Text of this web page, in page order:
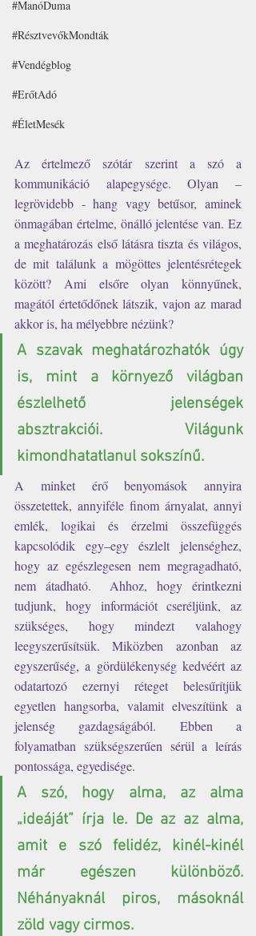
#ManóDuma
#RésztvevőkMondták
#Vendégblog
#ErőtAdó
#ÉletMesék
Az értelmező szótár szerint a szó a
kommunikáció alapegysége. Olyan –
legrövidebb - hang vagy betűsor, aminek
önmagában értelme, önálló jelentése van. Ez
a meghatározás első látásra tiszta és világos,
de mit találunk a mögöttes jelentésrétegek
között? Ami elsőre olyan könnyűnek,
magától értetődőnek látszik, vajon az marad
akkor is, ha mélyebbre nézünk?
A szavak meghatározhatók úgy
is, mint a környező világban
észlelhető jelenségek
absztrakciói. Világunk
kimondhatatlanul sokszínű.
A minket érő benyomások annyira
összetettek, annyiféle finom árnyalat, annyi
emlék, logikai és érzelmi összefüggés
kapcsolódik egy–egy észlelt jelenséghez,
hogy az egészlegesen nem megragadható,
nem átadható.  Ahhoz, hogy érintkezni
tudjunk, hogy információt cseréljünk, az
szükséges, hogy mindezt valahogy
leegyszerűsítsük. Miközben azonban az
egyszerűség, a gördülékenység kedvéért az
odatartozó ezernyi réteget belesűrítjük
egyetlen hangsorba, valamit elveszítünk a
jelenség gazdagságából. Ebben a
folyamatban szükségszerűen sérül a leírás
pontossága, egyedisége.
A szó, hogy alma, az alma
„ideáját” írja le. De az az alma,
amit e szó felidéz, kinél-kinél
már egészen különböző.
Néhányaknál piros, másoknál
zöld vagy cirmos.